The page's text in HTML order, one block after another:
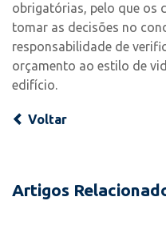
obrigatórias, pelo que os
tomar as decisões no
responsabilidade de
orçamento ao estilo de
edifício.
Voltar
Artigos